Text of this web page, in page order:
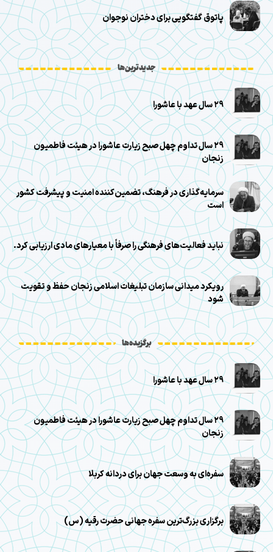
پاتوق گفتگویی برای دختران نوجوان
جدیدترین‌ها
۲۹ سال عهد با عاشورا
۲۹ سال تداوم چهل صبح زیارت عاشورا در هیئت فاطمیون
زنجان
سرمایه‌گذاری در فرهنگ، تضمین‌کننده امنیت و پیشرفت کشور
است
نباید فعالیت‌های فرهنگی را صرفاً با معیارهای مادی ارزیابی کرد.
رویکرد میدانی سازمان تبلیغات اسلامی زنجان حفظ و تقویت
شود
برگزیده‌ها
۲۹ سال عهد با عاشورا
۲۹ سال تداوم چهل صبح زیارت عاشورا در هیئت فاطمیون
زنجان
سفره‌ای به وسعت جهان برای دردانه کربلا
برگزاری بزرگ‌ترین سفره جهانی حضرت رقیه (س)